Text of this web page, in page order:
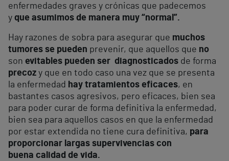
enfermedades graves y crónicas que padecemos
y que asumimos de manera muy “normal”.
Hay razones de sobra para asegurar que muchos
tumores se pueden prevenir, que aquellos que no
son evitables pueden ser diagnosticados de forma
precoz y que en todo caso una vez que se presenta
la enfermedad hay tratamientos eficaces, en
bastantes casos agresivos, pero eficaces, bien sea
para poder curar de forma definitiva la enfermedad,
bien sea para aquellos casos en que la enfermedad
por estar extendida no tiene cura definitiva, para
proporcionar largas supervivencias con
buena calidad de vida.